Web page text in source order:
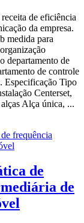
de eficiência
da empresa.
medida para
departamento de
de controle
Especificação Tipo
Centerset,
Alça única, ...
de
de